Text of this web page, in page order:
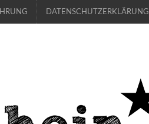
DATENSCHUTZERKLÄRUNG